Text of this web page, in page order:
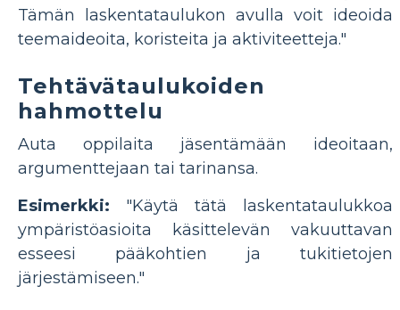
Tämän laskentataulukon avulla voit ideoida
teemaideoita, koristeita ja aktiviteetteja."
Tehtävätaulukoiden
hahmottelu
Auta oppilaita jäsentämään ideoitaan,
argumenttejaan tai tarinansa.
Esimerkki: "Käytä tätä laskentataulukkoa
ympäristöasioita käsittelevän vakuuttavan
esseesi pääkohtien ja tukitietojen
järjestämiseen."